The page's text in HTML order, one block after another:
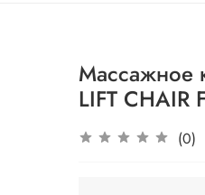
Массажное
LIFT CHAIR
(0)